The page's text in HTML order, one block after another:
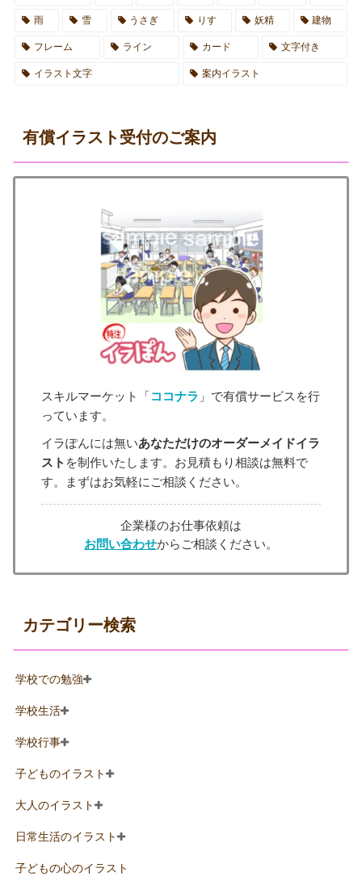
雨 雪 うさぎ りす 妖精 建物
フレーム ライン カード 文字付き
イラスト文字 案内イラスト
有償イラスト受付のご案内
スキルマーケット「ココナラ 」で有償サービスを行
っています。
イラぽんには無いあなただけのオーダーメイドイラ
スト を制作いたします。お見積もり相談は無料で
す。まずはお気軽にご相談ください。
企業様のお仕事依頼は
お問い合わせからご相談ください。
カテゴリー検索
学校での勉強
学校生活
学校行事
子どものイラスト
大人のイラスト
日常生活のイラスト
子どもの心のイラスト